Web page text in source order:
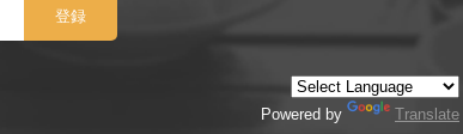
Powered by Translate